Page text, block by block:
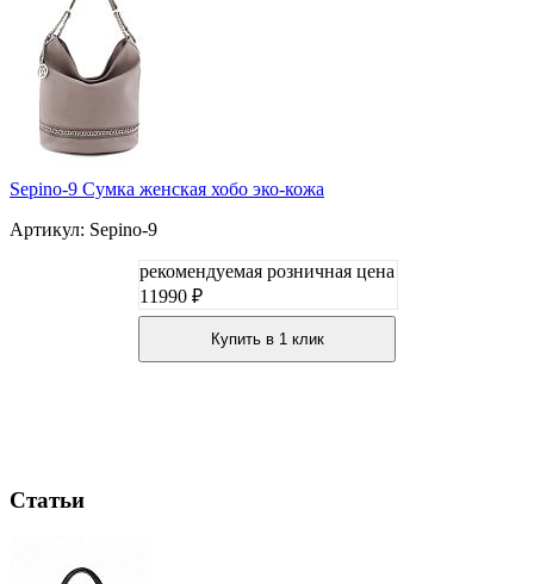
Sepino-9 Сумка женская хобо эко-кожа
Артикул: Sepino-9
рекомендуемая розничная цена
11990 ₽
Купить в 1 клик
Статьи